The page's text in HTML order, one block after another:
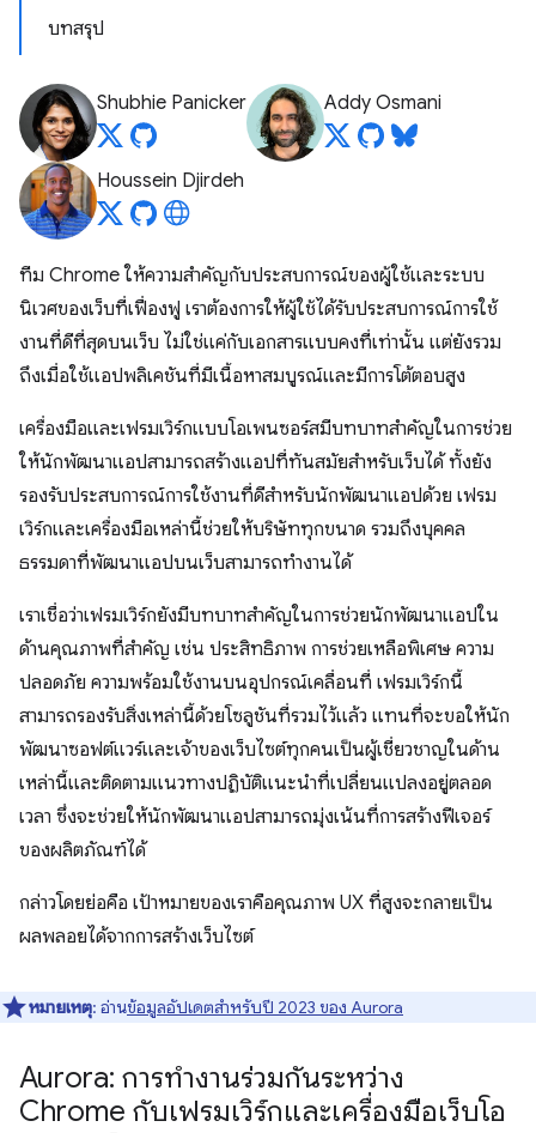
บทสรุป
Shubhie Panicker Addy Osmani
Houssein Djirdeh
ทีม Chrome ให้ความสำคัญกับประสบการณ์ของผู้ใช้และระบบ
นิเวศของเว็บที่เฟื่องฟู เราต้องการให้ผู้ใช้ได้รับประสบการณ์การใช้
งานที่ดีที่สุดบนเว็บ ไม่ใช่แค่กับเอกสารแบบคงที่เท่านั้น แต่ยังรวม
ถึงเมื่อใช้แอปพลิเคชันที่มีเนื้อหาสมบูรณ์และมีการโต้ตอบสูง
เครื่องมือและเฟรมเวิร์กแบบโอเพนซอร์สมีบทบาทสำคัญในการช่วย
ให้นักพัฒนาแอปสามารถสร้างแอปที่ทันสมัยสำหรับเว็บได้ ทั้งยัง
รองรับประสบการณ์การใช้งานที่ดีสำหรับนักพัฒนาแอปด้วย เฟรม
เวิร์กและเครื่องมือเหล่านี้ช่วยให้บริษัททุกขนาด รวมถึงบุคคล
ธรรมดาที่พัฒนาแอปบนเว็บสามารถทํางานได้
เราเชื่อว่าเฟรมเวิร์กยังมีบทบาทสำคัญในการช่วยนักพัฒนาแอปใน
ด้านคุณภาพที่สำคัญ เช่น ประสิทธิภาพ การช่วยเหลือพิเศษ ความ
ปลอดภัย ความพร้อมใช้งานบนอุปกรณ์เคลื่อนที่ เฟรมเวิร์กนี้
สามารถรองรับสิ่งเหล่านี้ด้วยโซลูชันที่รวมไว้แล้ว แทนที่จะขอให้นัก
พัฒนาซอฟต์แวร์และเจ้าของเว็บไซต์ทุกคนเป็นผู้เชี่ยวชาญในด้าน
เหล่านี้และติดตามแนวทางปฏิบัติแนะนำที่เปลี่ยนแปลงอยู่ตลอด
เวลา ซึ่งจะช่วยให้นักพัฒนาแอปสามารถมุ่งเน้นที่การสร้างฟีเจอร์
ของผลิตภัณฑ์ได้
กล่าวโดยย่อคือ เป้าหมายของเราคือคุณภาพ UX ที่สูงจะกลายเป็น
ผลพลอยได้จากการสร้างเว็บไซต์
หมายเหตุ: อ่านข้อมูลอัปเดตสำหรับปี 2023 ของ Aurora
Aurora: การทำงานร่วมกันระหว่าง
Chrome กับเฟรมเวิร์กและเครื่องมือเว็บโอ